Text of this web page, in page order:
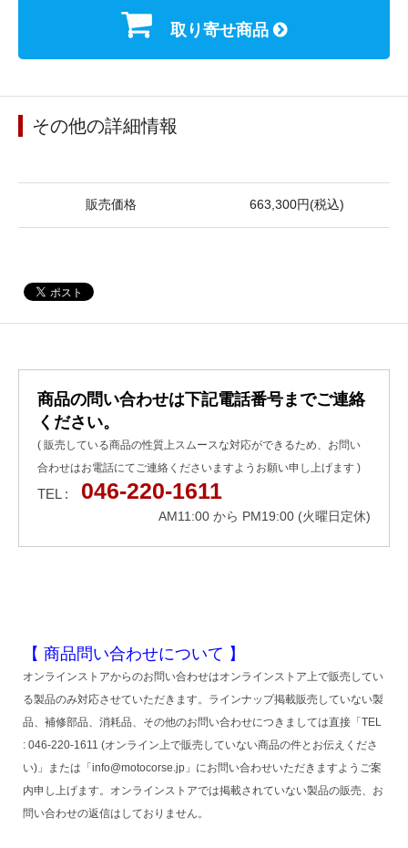
取り寄せ商品
その他の詳細情報
販売価格 663,300円(税込)
商品の問い合わせは下記電話番号までご連絡
ください。
( 販売している商品の性質上スムースな対応ができるため、お問い
合わせはお電話にてご連絡くださいますようお願い申し上げます )
TEL : 046-220-1611
AM11:00 から PM19:00 (火曜日定休)
【 商品問い合わせについて 】
オンラインストアからのお問い合わせはオンラインストア上で販売してい
る製品のみ対応させていただきます。ラインナップ掲載販売していない製
品、補修部品、消耗品、その他のお問い合わせにつきましては直接「TEL
: 046-220-1611 (オンライン上で販売していない商品の件とお伝えくださ
い)」または「info@motocorse.jp」にお問い合わせいただきますようご案
内申し上げます。オンラインストアでは掲載されていない製品の販売、お
問い合わせの返信はしておりません。